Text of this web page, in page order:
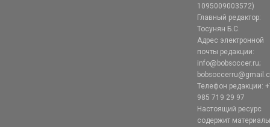
1095009003572)
Главный редактор:
Тосунян Б.С.
Адрес электронной
почты редакции:
info@bobsoccer.ru;
Телефон редакции:
985 719 29 97
Настоящий ресурс
содержит